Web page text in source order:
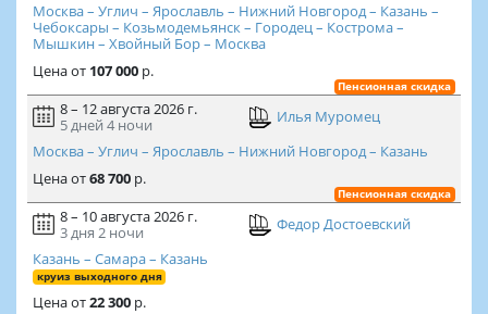
Москва – Углич – Ярославль – Нижний Новгород – Казань –
Чебоксары – Козьмодемьянск – Городец – Кострома –
Мышкин – Хвойный Бор – Москва
Ценаот 107 000р.
Пенсионная скидка
8 – 12 августа 2026 г.
5 дней 4 ночи
Илья Муромец
Москва – Углич – Ярославль – Нижний Новгород – Казань
Ценаот68 700р.
Пенсионная скидка
8 – 10 августа 2026 г.
3 дня 2 ночи
Федор Достоевский
Казань – Самара – Казань
круиз выходного дня
Ценаот22 300р.